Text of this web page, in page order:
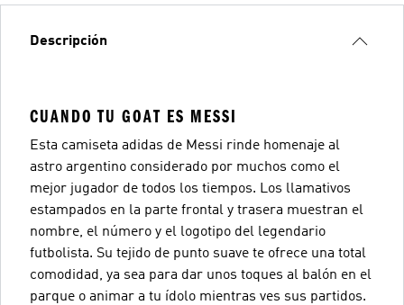
Descripción
CUANDO TU GOAT ES MESSI
Esta camiseta adidas de Messi rinde homenaje al
astro argentino considerado por muchos como el
mejor jugador de todos los tiempos. Los llamativos
estampados en la parte frontal y trasera muestran el
nombre, el número y el logotipo del legendario
futbolista. Su tejido de punto suave te ofrece una total
comodidad, ya sea para dar unos toques al balón en el
parque o animar a tu ídolo mientras ves sus partidos.